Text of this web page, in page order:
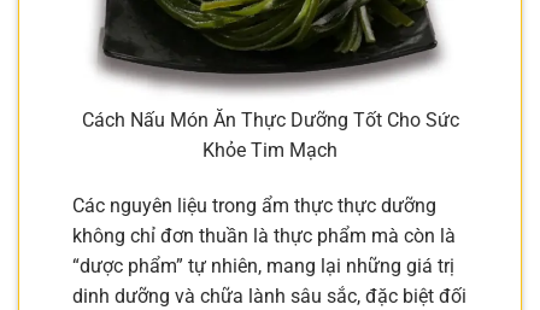
Cách Nấu Món Ăn Thực Dưỡng Tốt Cho Sức
Khỏe Tim Mạch
Các nguyên liệu trong ẩm thực thực dưỡng
không chỉ đơn thuần là thực phẩm mà còn là
“dược phẩm” tự nhiên, mang lại những giá trị
dinh dưỡng và chữa lành sâu sắc, đặc biệt đối